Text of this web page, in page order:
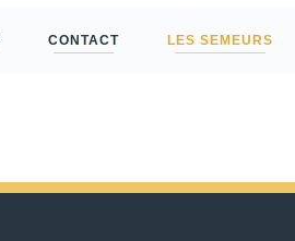
CONTACT LES SEMEURS